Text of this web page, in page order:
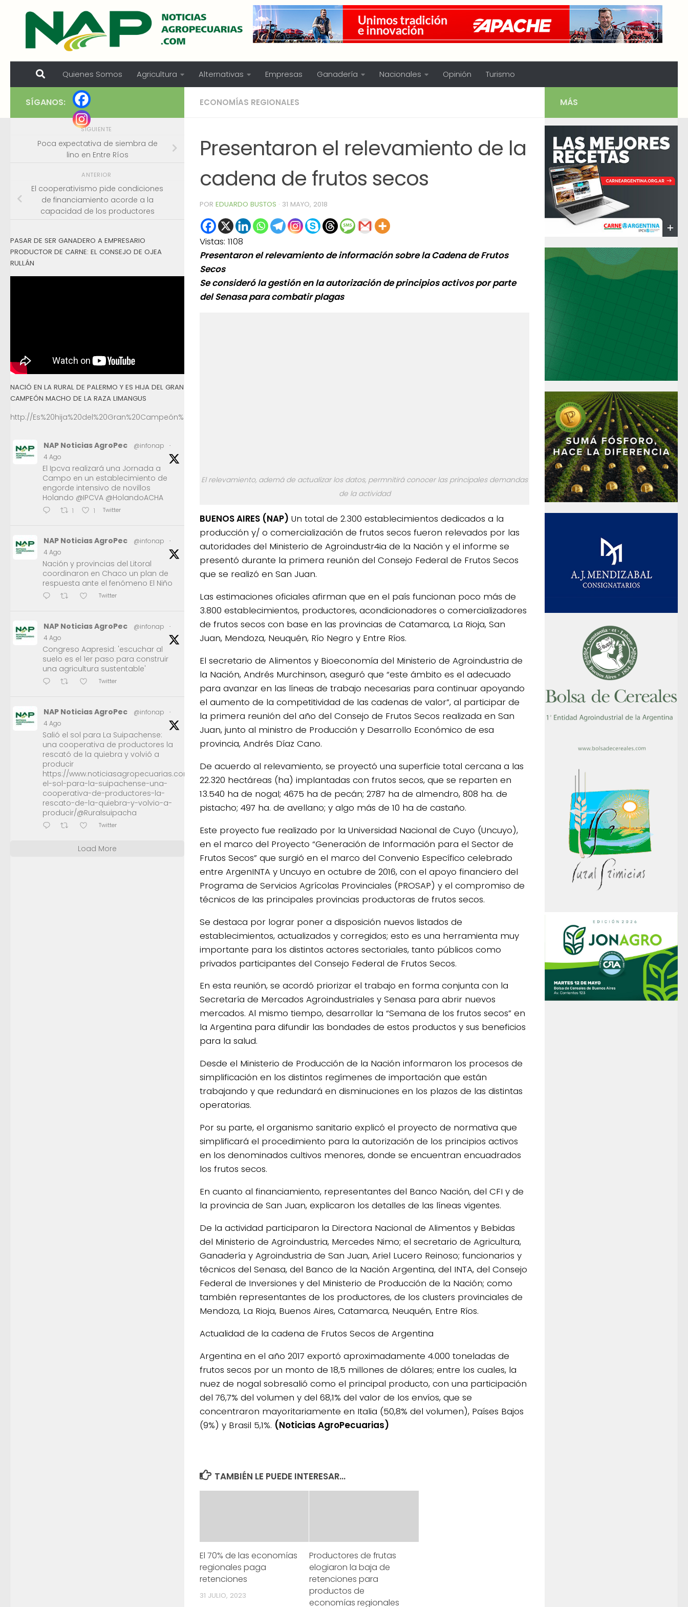
Skip to content
Quienes Somos Agricultura Alternativas Empresas Ganadería Nacionales Opinión Turismo
ECONOMÍAS REGIONALES
Presentaron el relevamiento de la
cadena de frutos secos
POR EDUARDO BUSTOS · 31 MAYO, 2018
Vistas: 1108
Presentaron el relevamiento de información sobre la Cadena de Frutos
Secos
Se consideró la gestión en la autorización de principios activos por parte
del Senasa para combatir plagas
El relevamiento, ademá de actualizar los datos, permnitirá conocer las principales demandas
de la actividad
BUENOS AIRES (NAP) Un total de 2.300 establecimientos dedicados a la
producción y/ o comercialización de frutos secos fueron relevados por las
autoridades del Ministerio de Agroindustr4ia de la Nación y el informe se
presentó durante la primera reunión del Consejo Federal de Frutos Secos
que se realizó en San Juan.
Las estimaciones oficiales afirman que en el país funcionan poco más de
3.800 establecimientos, productores, acondicionadores o comercializadores
de frutos secos con base en las provincias de Catamarca, La Rioja, San
Juan, Mendoza, Neuquén, Río Negro y Entre Ríos.
El secretario de Alimentos y Bioeconomía del Ministerio de Agroindustria de
la Nación, Andrés Murchinson, aseguró que “este ámbito es el adecuado
para avanzar en las líneas de trabajo necesarias para continuar apoyando
el aumento de la competitividad de las cadenas de valor”, al participar de
la primera reunión del año del Consejo de Frutos Secos realizada en San
Juan, junto al ministro de Producción y Desarrollo Económico de esa
provincia, Andrés Díaz Cano.
De acuerdo al relevamiento, se proyectó una superficie total cercana a las
22.320 hectáreas (ha) implantadas con frutos secos, que se reparten en
13.540 ha de nogal; 4675 ha de pecán; 2787 ha de almendro, 808 ha. de
pistacho; 497 ha. de avellano; y algo más de 10 ha de castaño.
Este proyecto fue realizado por la Universidad Nacional de Cuyo (Uncuyo),
en el marco del Proyecto “Generación de Información para el Sector de
Frutos Secos” que surgió en el marco del Convenio Específico celebrado
entre ArgenINTA y Uncuyo en octubre de 2016, con el apoyo financiero del
Programa de Servicios Agrícolas Provinciales (PROSAP) y el compromiso de
técnicos de las principales provincias productoras de frutos secos.
Se destaca por lograr poner a disposición nuevos listados de
establecimientos, actualizados y corregidos; esto es una herramienta muy
importante para los distintos actores sectoriales, tanto públicos como
privados participantes del Consejo Federal de Frutos Secos.
En esta reunión, se acordó priorizar el trabajo en forma conjunta con la
Secretaría de Mercados Agroindustriales y Senasa para abrir nuevos
mercados. Al mismo tiempo, desarrollar la “Semana de los frutos secos” en
la Argentina para difundir las bondades de estos productos y sus beneficios
para la salud.
Desde el Ministerio de Producción de la Nación informaron los procesos de
simplificación en los distintos regímenes de importación que están
trabajando y que redundará en disminuciones en los plazos de las distintas
operatorias.
Por su parte, el organismo sanitario explicó el proyecto de normativa que
simplificará el procedimiento para la autorización de los principios activos
en los denominados cultivos menores, donde se encuentran encuadrados
los frutos secos.
En cuanto al financiamiento, representantes del Banco Nación, del CFI y de
la provincia de San Juan, explicaron los detalles de las líneas vigentes.
De la actividad participaron la Directora Nacional de Alimentos y Bebidas
del Ministerio de Agroindustria, Mercedes Nimo; el secretario de Agricultura,
Ganadería y Agroindustria de San Juan, Ariel Lucero Reinoso; funcionarios y
técnicos del Senasa, del Banco de la Nación Argentina, del INTA, del Consejo
Federal de Inversiones y del Ministerio de Producción de la Nación; como
también representantes de los productores, de los clusters provinciales de
Mendoza, La Rioja, Buenos Aires, Catamarca, Neuquén, Entre Ríos.
Actualidad de la cadena de Frutos Secos de Argentina
Argentina en el año 2017 exportó aproximadamente 4.000 toneladas de
frutos secos por un monto de 18,5 millones de dólares; entre los cuales, la
nuez de nogal sobresalió como el principal producto, con una participación
del 76,7% del volumen y del 68,1% del valor de los envíos, que se
concentraron mayoritariamente en Italia (50,8% del volumen), Países Bajos
(9%) y Brasil 5,1%. (Noticias AgroPecuarias)
TAMBIÉN LE PUEDE INTERESAR...
El 70% de las economías
regionales paga
retenciones
31 JULIO, 2023
Productores de frutas
elogiaron la baja de
retenciones para
productos de
economías regionales
SÍGANOS:
SIGUIENTE
Poca expectativa de siembra de
lino en Entre Ríos
ANTERIOR
El cooperativismo pide condiciones
de financiamiento acorde a la
capacidad de los productores
PASAR DE SER GANADERO A EMPRESARIO
PRODUCTOR DE CARNE: EL CONSEJO DE OJEA
RULLÁN
NACIÓ EN LA RURAL DE PALERMO Y ES HIJA DEL GRAN
CAMPEÓN MACHO DE LA RAZA LIMANGUS
http://Es%20hija%20del%20Gran%20Campeón%20Macho%20de%20la%20Raza%20Limangus,
NAP Noticias AgroPec @infonap
·
4 Ago
El Ipcva realizará una Jornada a
Campo en un establecimiento de
engorde intensivo de novillos
Holando @IPCVA @HolandoACHA
1 1 Twitter
NAP Noticias AgroPec @infonap
·
4 Ago
Nación y provincias del Litoral
coordinaron en Chaco un plan de
respuesta ante el fenómeno El Niño
Twitter
NAP Noticias AgroPec @infonap
·
4 Ago
Congreso Aapresid: 'escuchar al
suelo es el 1er paso para construir
una agricultura sustentable'
Twitter
NAP Noticias AgroPec @infonap
·
4 Ago
Salió el sol para La Suipachense:
una cooperativa de productores la
rescató de la quiebra y volvió a
producir
https://www.noticiasagropecuarias.com/2026/08/04/salio-
el-sol-para-la-suipachense-una-
cooperativa-de-productores-la-
rescato-de-la-quiebra-y-volvio-a-
producir/@Ruralsuipacha
Twitter
Load More
MÁS